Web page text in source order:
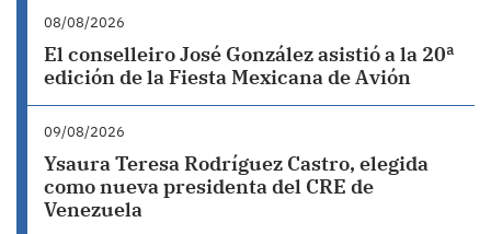
08/08/2026
El conselleiro José González asistió a la 20ª
edición de la Fiesta Mexicana de Avión
09/08/2026
Ysaura Teresa Rodríguez Castro, elegida
como nueva presidenta del CRE de
Venezuela